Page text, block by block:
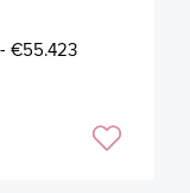
€55.423